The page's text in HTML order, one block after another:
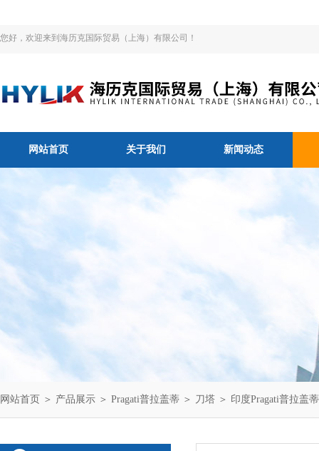
您好，欢迎来到海历克国际贸易（上海）有限公司！
网站首页 关于我们 新闻动态
网站首页 ＞ 产品展示 ＞ Pragati普拉盖蒂 ＞ 刀塔 ＞ 印度Pragati普拉盖